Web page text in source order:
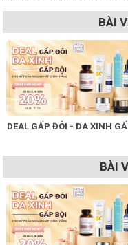
BÀI
DEAL GẤP ĐÔI - DA XINH
BÀI